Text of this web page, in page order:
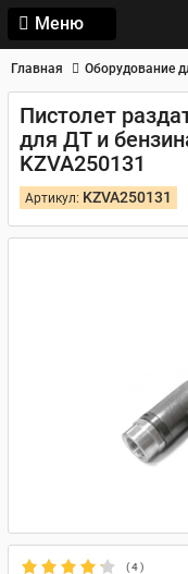
Меню
Главная Оборудование
Пистолет
для ДТ и
KZVA250131
Артикул: KZVA250131
(4)